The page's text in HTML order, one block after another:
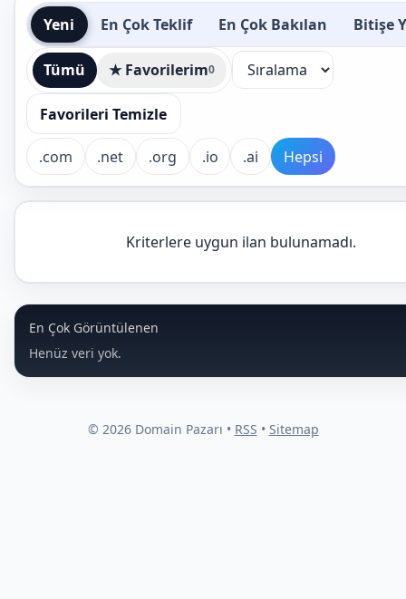
Yeni En Çok Teklif En Çok Bakılan Bitişe
Tümü ★ Favorilerim0
Favorileri Temizle
.com .net .org .io .ai Hepsi
Kriterlere uygun ilan bulunamadı.
En Çok Görüntülenen
Henüz veri yok.
© 2026 Domain Pazarı • RSS • Sitemap